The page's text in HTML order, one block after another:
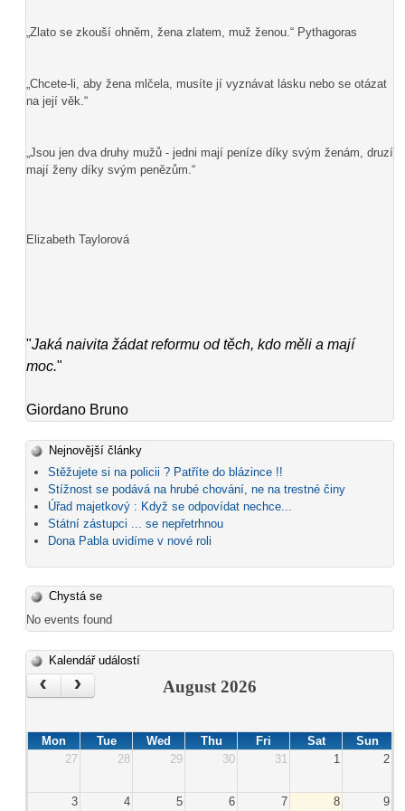
„Zlato se zkouší ohněm, žena zlatem, muž ženou.“ Pythagoras
„Chcete-li, aby žena mlčela, musíte jí vyznávat lásku nebo se otázat
na její věk.“
„Jsou jen dva druhy mužů - jedni mají peníze díky svým ženám, druzí
mají ženy díky svým penězům.“
Elizabeth Taylorová
"Jaká naivita žádat reformu od těch, kdo měli a mají
moc."
Giordano Bruno
Nejnovější články
Stěžujete si na policii ? Patříte do blázince !!
Stížnost se podává na hrubé chování, ne na trestné činy
Úřad majetkový : Když se odpovídat nechce...
Státní zástupci ... se nepřetrhnou
Dona Pabla uvidíme v nové roli
Chystá se
No events found
Kalendář událostí
‹ › August 2026
Mon Tue Wed Thu Fri Sat
Sun
27
28 29 30 31 1 2
3 4 5 6 7 8 9